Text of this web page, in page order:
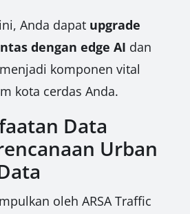
Anda dapat upgrade
dengan edge AI dan
komponen vital
kota cerdas Anda.
Data
Urban
oleh ARSA Traffic